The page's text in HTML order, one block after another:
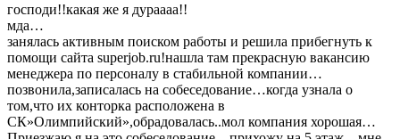
господи!!какая же я дураааа!!
мда…
занялась активным поиском работы и решила прибегнуть к
помощи сайта superjob.ru!нашла там прекрасную вакансию
менеджера по персоналу в стабильной компании…
позвонила,записалась на собеседование…когда узнала о
том,что их конторка расположена в
СК»Олимпийский»,обрадовалась..мол компания хорошая…